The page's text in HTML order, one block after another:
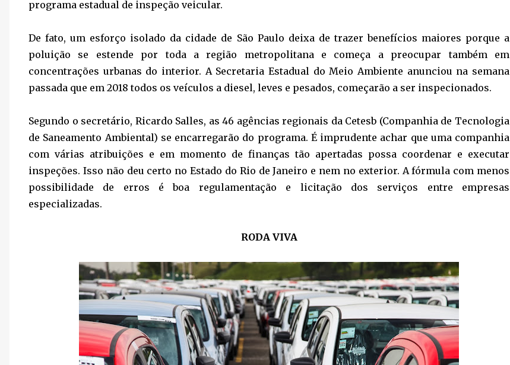
programa estadual de inspeção veicular.
De fato, um esforço isolado da cidade de São Paulo deixa de trazer benefícios maiores porque a
poluição se estende por toda a região metropolitana e começa a preocupar também em
concentrações urbanas do interior. A Secretaria Estadual do Meio Ambiente anunciou na semana
passada que em 2018 todos os veículos a diesel, leves e pesados, começarão a ser inspecionados.
Segundo o secretário, Ricardo Salles, as 46 agências regionais da Cetesb (Companhia de Tecnologia
de Saneamento Ambiental) se encarregarão do programa. É imprudente achar que uma companhia
com várias atribuições e em momento de finanças tão apertadas possa coordenar e executar
inspeções. Isso não deu certo no Estado do Rio de Janeiro e nem no exterior. A fórmula com menos
possibilidade de erros é boa regulamentação e licitação dos serviços entre empresas
especializadas.
RODA VIVA